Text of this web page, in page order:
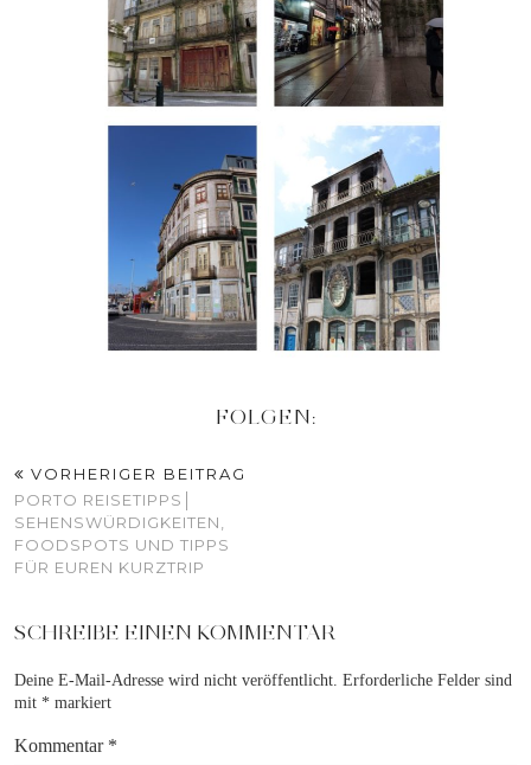
FOLGEN:
VORHERIGER BEITRAG
PORTO REISETIPPS│
SEHENSWÜRDIGKEITEN,
FOODSPOTS UND TIPPS
FÜR EUREN KURZTRIP
SCHREIBE EINEN KOMMENTAR
Deine E-Mail-Adresse wird nicht veröffentlicht. Erforderliche Felder sind
mit * markiert
Kommentar *